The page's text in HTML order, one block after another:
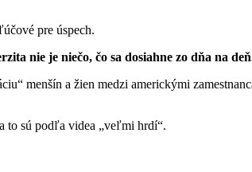
pre úspech.
nie je niečo, čo sa dosiahne zo dňa na
menšín a žien medzi americkými
to sú podľa videa „veľmi hrdí“.